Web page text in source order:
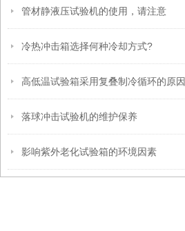
管材静液压试验机的使用，请注意
冷热冲击箱选择何种冷却方式?
高低温试验箱采用复叠制冷循环的原因
落球冲击试验机的维护保养
影响紫外老化试验箱的环境因素